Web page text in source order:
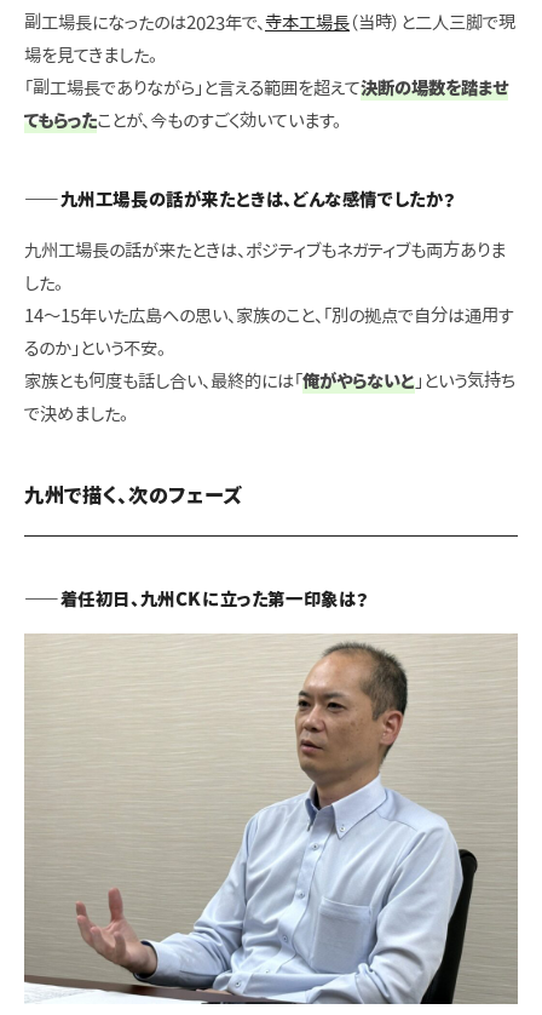
副工場長になったのは2023年で、 寺本工場長 （当時）と二人三脚で現
場を見てきました。
「副工場長でありながら」と言える範囲を超えて決断の場数を踏ませ
てもらったことが、今ものすごく効いています。
——九州工場長の話が来たときは、どんな感情でしたか？
九州工場長の話が来たときは、ポジティブもネガティブも両方ありま
した。
14〜15年いた広島への思い、家族のこと、「別の拠点で自分は通用す
るのか」という不安。
家族とも何度も話し合い、最終的には「俺がやらないと 」という気持ち
で決めました。
九州で描く、次のフェーズ
——着任初日、九州CKに立った第一印象は？